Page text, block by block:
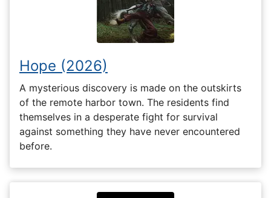
Hope (2026)
A mysterious discovery is made on the outskirts
of the remote harbor town. The residents find
themselves in a desperate fight for survival
against something they have never encountered
before.